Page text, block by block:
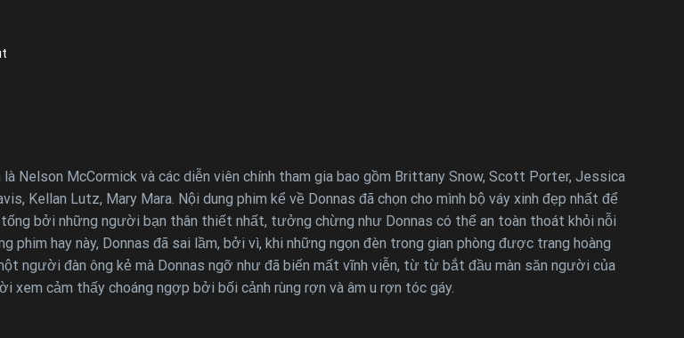
Nelson McCormick và các diễn viên chính tham gia bao gồm Brittany Snow, Scott Porter, Jessica
Kellan Lutz, Mary Mara. Nội dung phim kể về Donnas đã chọn cho mình bộ váy xinh đẹp nhất để
bởi những người bạn thân thiết nhất, tưởng chừng như Donnas có thể an toàn thoát khỏi nỗi
hay này, Donnas đã sai lầm, bởi vì, khi những ngọn đèn trong gian phòng được trang hoàng
người đàn ông kẻ mà Donnas ngỡ như đã biến mất vĩnh viễn, từ từ bắt đầu màn săn người của
cảm thấy choáng ngợp bởi bối cảnh rùng rợn và âm u rợn tóc gáy.